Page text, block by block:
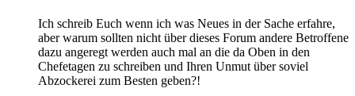
Ich schreib Euch wenn ich was Neues in der Sache erfahre,
aber warum sollten nicht über dieses Forum andere Betroffene
dazu angeregt werden auch mal an die da Oben in den
Chefetagen zu schreiben und Ihren Unmut über soviel
Abzockerei zum Besten geben?!